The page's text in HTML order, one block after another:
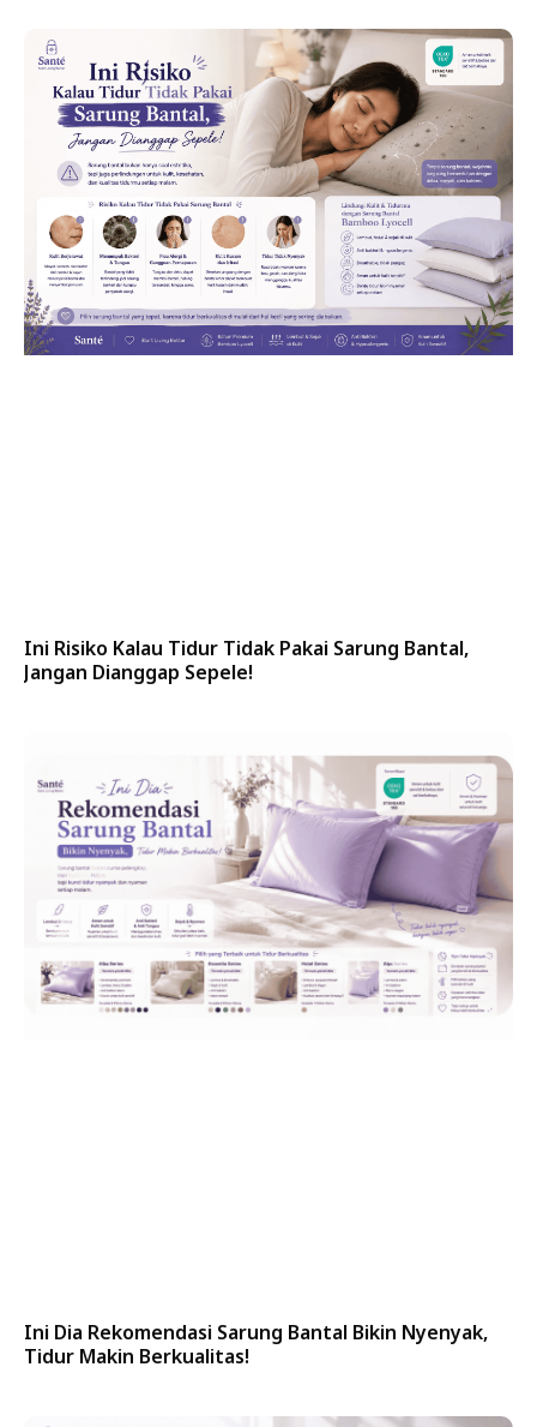
Ini Risiko Kalau Tidur Tidak Pakai Sarung Bantal,
Jangan Dianggap Sepele!
Ini Dia Rekomendasi Sarung Bantal Bikin Nyenyak,
Tidur Makin Berkualitas!